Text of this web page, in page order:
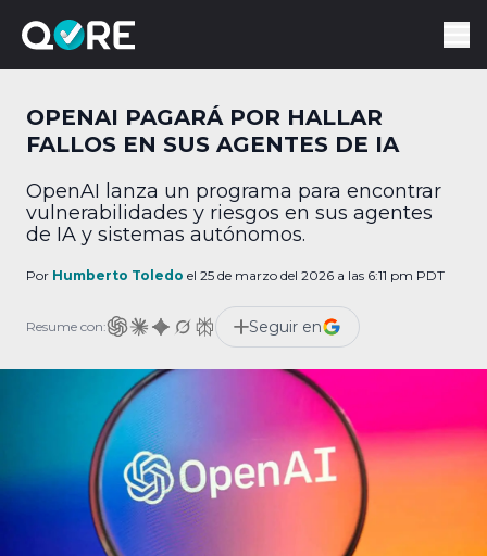
OPENAI PAGARÁ POR HALLAR
FALLOS EN SUS AGENTES DE IA
OpenAI lanza un programa para encontrar
vulnerabilidades y riesgos en sus agentes
de IA y sistemas autónomos.
Por Humberto Toledo el 25 de marzo del 2026 a las 6:11 pm PDT
Resume con: Seguir en